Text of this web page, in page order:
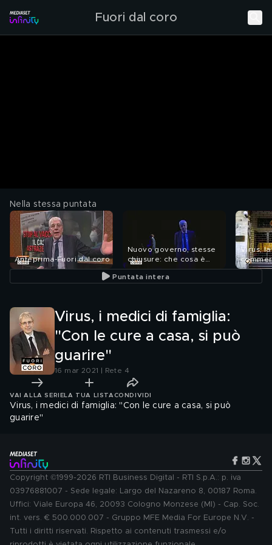
Fuori dal coro
Nella stessa puntata
Anteprima-Fuori dal coro
Nuovo governo, stesse
chiusure: che cosa è
cambiato?
Virus,
ci
Puntata intera
Virus, i medici di famiglia:
"Con le cure a casa, si può
guarire"
16 mar 2021 | Rete 4
VAI ALLA SERIE LA TUA LISTA CONDIVIDI
Virus, i medici di famiglia: "Con le cure a casa, si può
guarire"
Copyright ©1999-2026 RTI Business Digital - RTI S.p.A.: p. iva
03976881007 - Sede legale: Largo del Nazareno 8, 00187 Roma.
Uffici: Viale Europa 46, 20093 Cologno Monzese (MI) - Cap. Soc.
int. vers. € 500.000.007 - Gruppo MFE Media For Europe N.V. -
Tutti i diritti riservati. Rispetto ai contenuti trasmessi e/o